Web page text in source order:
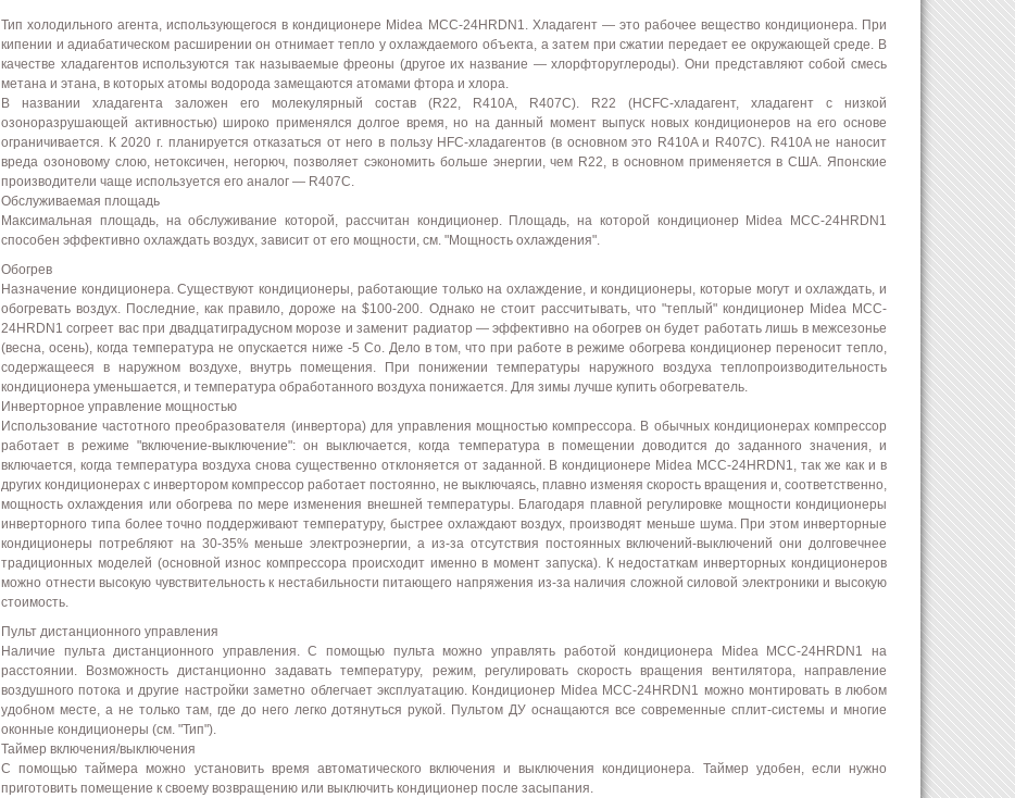
Тип холодильного агента, использующегося в кондиционере Midea MCC-24HRDN1. Хладагент — это рабочее вещество кондиционера. При
кипении и адиабатическом расширении он отнимает тепло у охлаждаемого объекта, а затем при сжатии передает ее окружающей среде. В
качестве хладагентов используются так называемые фреоны (другое их название — хлорфторуглероды). Они представляют собой смесь
метана и этана, в которых атомы водорода замещаются атомами фтора и хлора.
В названии хладагента заложен его молекулярный состав (R22, R410A, R407C). R22 (HCFC-хладагент, хладагент с низкой
озоноразрушающей активностью) широко применялся долгое время, но на данный момент выпуск новых кондиционеров на его основе
ограничивается. К 2020 г. планируется отказаться от него в пользу HFC-хладагентов (в основном это R410A и R407С). R410A не наносит
вреда озоновому слою, нетоксичен, негорюч, позволяет сэкономить больше энергии, чем R22, в основном применяется в США. Японские
производители чаще используется его аналог — R407C.
Обслуживаемая площадь
Максимальная площадь, на обслуживание которой, рассчитан кондиционер. Площадь, на которой кондиционер Midea MCC-24HRDN1
способен эффективно охлаждать воздух, зависит от его мощности, см. "Мощность охлаждения".
Обогрев
Назначение кондиционера. Существуют кондиционеры, работающие только на охлаждение, и кондиционеры, которые могут и охлаждать, и
обогревать воздух. Последние, как правило, дороже на $100-200. Однако не стоит рассчитывать, что "теплый" кондиционер Midea MCC-
24HRDN1 согреет вас при двадцатиградусном морозе и заменит радиатор — эффективно на обогрев он будет работать лишь в межсезонье
(весна, осень), когда температура не опускается ниже -5 Co. Дело в том, что при работе в режиме обогрева кондиционер переносит тепло,
содержащееся в наружном воздухе, внутрь помещения. При понижении температуры наружного воздуха теплопроизводительность
кондиционера уменьшается, и температура обработанного воздуха понижается. Для зимы лучше купить обогреватель.
Инверторное управление мощностью
Использование частотного преобразователя (инвертора) для управления мощностью компрессора. В обычных кондиционерах компрессор
работает в режиме "включение-выключение": он выключается, когда температура в помещении доводится до заданного значения, и
включается, когда температура воздуха снова существенно отклоняется от заданной. В кондиционере Midea MCC-24HRDN1, так же как и в
других кондиционерах с инвертором компрессор работает постоянно, не выключаясь, плавно изменяя скорость вращения и, соответственно,
мощность охлаждения или обогрева по мере изменения внешней температуры. Благодаря плавной регулировке мощности кондиционеры
инверторного типа более точно поддерживают температуру, быстрее охлаждают воздух, производят меньше шума. При этом инверторные
кондиционеры потребляют на 30-35% меньше электроэнергии, а из-за отсутствия постоянных включений-выключений они долговечнее
традиционных моделей (основной износ компрессора происходит именно в момент запуска). К недостаткам инверторных кондиционеров
можно отнести высокую чувствительность к нестабильности питающего напряжения из-за наличия сложной силовой электроники и высокую
стоимость.
Пульт дистанционного управления
Наличие пульта дистанционного управления. С помощью пульта можно управлять работой кондиционера Midea MCC-24HRDN1 на
расстоянии. Возможность дистанционно задавать температуру, режим, регулировать скорость вращения вентилятора, направление
воздушного потока и другие настройки заметно облегчает эксплуатацию. Кондиционер Midea MCC-24HRDN1 можно монтировать в любом
удобном месте, а не только там, где до него легко дотянуться рукой. Пультом ДУ оснащаются все современные сплит-системы и многие
оконные кондиционеры (см. "Тип").
Таймер включения/выключения
С помощью таймера можно установить время автоматического включения и выключения кондиционера. Таймер удобен, если нужно
приготовить помещение к своему возвращению или выключить кондиционер после засыпания.